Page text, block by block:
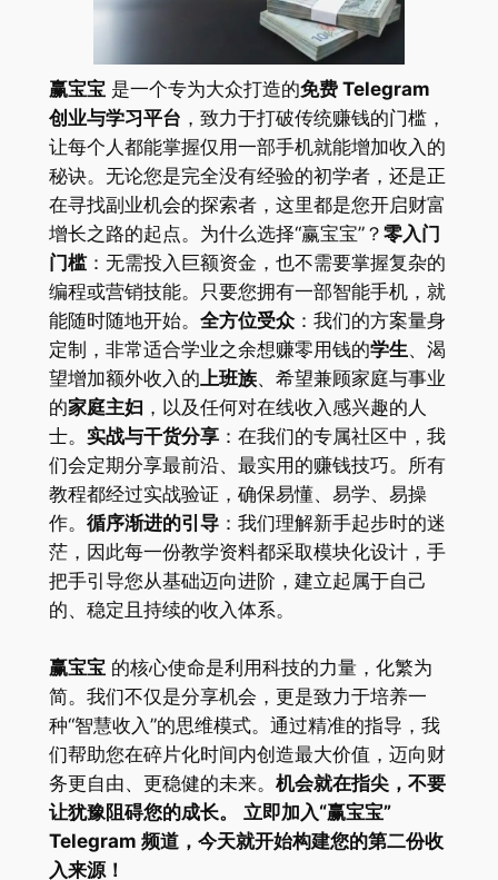
赢宝宝是一个专为大众打造的免费 Telegram
创业与学习平台 ，致力于打破传统赚钱的门槛，
让每个人都能掌握仅用一部手机就能增加收入的
秘诀。无论您是完全没有经验的初学者，还是正
在寻找副业机会的探索者，这里都是您开启财富
增长之路的起点。为什么选择“赢宝宝”？ 零入门
门槛：无需投入巨额资金，也不需要掌握复杂的
编程或营销技能。只要您拥有一部智能手机，就
能随时随地开始。 全方位受众：我们的方案量身
定制，非常适合学业之余想赚零用钱的学生、渴
望增加额外收入的上班族、希望兼顾家庭与事业
的家庭主妇 ，以及任何对在线收入感兴趣的人
士。 实战与干货分享：在我们的专属社区中，我
们会定期分享最前沿、最实用的赚钱技巧。所有
教程都经过实战验证，确保易懂、易学、易操
作。 循序渐进的引导：我们理解新手起步时的迷
茫，因此每一份教学资料都采取模块化设计，手
把手引导您从基础迈向进阶，建立起属于自己
的、稳定且持续的收入体系。
赢宝宝的核心使命是利用科技的力量，化繁为
简。我们不仅是分享机会，更是致力于培养一
种“智慧收入”的思维模式。通过精准的指导，我
们帮助您在碎片化时间内创造最大价值，迈向财
务更自由、更稳健的未来。 机会就在指尖，不要
让犹豫阻碍您的成长。
立即加入“赢宝宝”
Telegram 频道，今天就开始构建您的第二份收
入来源！